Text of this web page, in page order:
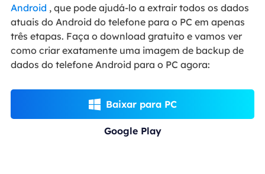
Android , que pode ajudá-lo a extrair todos os dados
atuais do Android do telefone para o PC em apenas
três etapas. Faça o download gratuito e vamos ver
como criar exatamente uma imagem de backup de
dados do telefone Android para o PC agora:
 Baixar para PC
Google Play